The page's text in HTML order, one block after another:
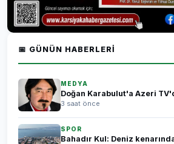
📅 GÜNÜN HABERLERI
MEDYA
Doğan Karabulut'a Azeri
3 saat önce
SPOR
Bahadır Kul: Deniz